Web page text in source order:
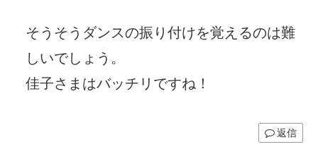
そうそうダンスの振り付けを覚えるのは難
しいでしょう。
佳子さまはバッチリですね！
返信